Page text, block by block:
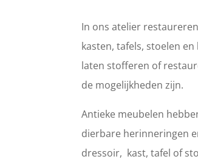
In ons atelier
kasten, tafels, stoelen
laten stofferen of
de mogelijkheden zijn.
Antieke meubelen
dierbare herinneringen
dressoir, kast, tafel of